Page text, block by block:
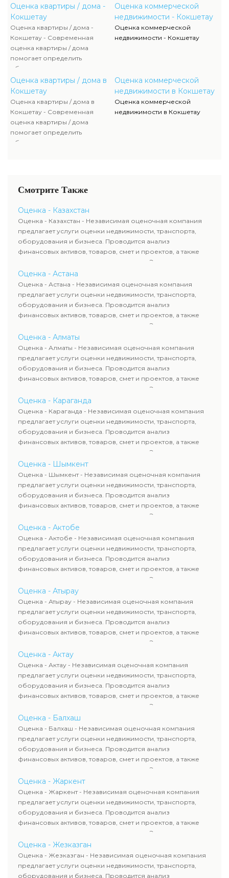
недвижимости с учетом
рыночной ситуации и
технических характеристик
объекта. Эксперты проводят
анализ направлений финансы,
смета, товары и других
факторов, влияющих на
итоговую цену квартиры или
дома. Профессиональный
подход обеспечивает
финансовую выгоду и
безопасность сделки.
Оценка квартиры / дома -
Кокшетау
Оценка квартиры / дома -
Кокшетау - Современная
оценка квартиры / дома
помогает определить
объективную стоимость
недвижимости с учетом
рыночной ситуации и
технических характеристик
объекта. Эксперты проводят
анализ направлений финансы,
смета, товары и других
факторов, влияющих на
безопасность сделки.
Оценка квартиры / дома в
Кокшетау
Оценка квартиры / дома в
Кокшетау - Современная
оценка квартиры / дома
помогает определить
объективную стоимость
анализ направлений финансы,
факторов, влияющих на
итоговую цену квартиры или
дома. Профессиональный
подход обеспечивает
финансовую выгоду и
Оценка коммерческой
недвижимости - Кокшетау
Оценка коммерческой
недвижимости - Кокшетау
Оценка коммерческой
недвижимости в Кокшетау
Оценка коммерческой
недвижимости в Кокшетау
Смотрите Также
Оценка - Казахстан
Оценка - Казахстан - Независимая оценочная компания
предлагает услуги оценки недвижимости, транспорта,
оборудования и бизнеса. Проводится анализ
финансовых активов, товаров, смет и проектов, а также
оценка животных и недропользования. Эксперты
определяют рыночную стоимость имущества и
рассчитывают ущерб. Все отчеты соответствуют
требованиям законодательства и используются для
сделок, кредитования и судебных процессов.
Оценка - Астана
Оценка - Астана - Независимая оценочная компания
предлагает услуги оценки недвижимости, транспорта,
оборудования и бизнеса. Проводится анализ
финансовых активов, товаров, смет и проектов, а также
оценка животных и недропользования. Эксперты
определяют рыночную стоимость имущества и
рассчитывают ущерб. Все отчеты соответствуют
требованиям законодательства и используются для
сделок, кредитования и судебных процессов.
Оценка - Алматы
Оценка - Алматы - Независимая оценочная компания
предлагает услуги оценки недвижимости, транспорта,
оборудования и бизнеса. Проводится анализ
финансовых активов, товаров, смет и проектов, а также
оценка животных и недропользования. Эксперты
определяют рыночную стоимость имущества и
рассчитывают ущерб. Все отчеты соответствуют
требованиям законодательства и используются для
сделок, кредитования и судебных процессов.
Оценка - Караганда
Оценка - Караганда - Независимая оценочная компания
предлагает услуги оценки недвижимости, транспорта,
оборудования и бизнеса. Проводится анализ
финансовых активов, товаров, смет и проектов, а также
оценка животных и недропользования. Эксперты
определяют рыночную стоимость имущества и
рассчитывают ущерб. Все отчеты соответствуют
требованиям законодательства и используются для
сделок, кредитования и судебных процессов.
Оценка - Шымкент
Оценка - Шымкент - Независимая оценочная компания
предлагает услуги оценки недвижимости, транспорта,
оборудования и бизнеса. Проводится анализ
финансовых активов, товаров, смет и проектов, а также
оценка животных и недропользования. Эксперты
определяют рыночную стоимость имущества и
рассчитывают ущерб. Все отчеты соответствуют
требованиям законодательства и используются для
сделок, кредитования и судебных процессов.
Оценка - Актобе
Оценка - Актобе - Независимая оценочная компания
предлагает услуги оценки недвижимости, транспорта,
оборудования и бизнеса. Проводится анализ
финансовых активов, товаров, смет и проектов, а также
оценка животных и недропользования. Эксперты
определяют рыночную стоимость имущества и
рассчитывают ущерб. Все отчеты соответствуют
требованиям законодательства и используются для
сделок, кредитования и судебных процессов.
Оценка - Атырау
Оценка - Атырау - Независимая оценочная компания
предлагает услуги оценки недвижимости, транспорта,
оборудования и бизнеса. Проводится анализ
финансовых активов, товаров, смет и проектов, а также
оценка животных и недропользования. Эксперты
определяют рыночную стоимость имущества и
рассчитывают ущерб. Все отчеты соответствуют
требованиям законодательства и используются для
сделок, кредитования и судебных процессов.
Оценка - Актау
Оценка - Актау - Независимая оценочная компания
предлагает услуги оценки недвижимости, транспорта,
оборудования и бизнеса. Проводится анализ
финансовых активов, товаров, смет и проектов, а также
оценка животных и недропользования. Эксперты
определяют рыночную стоимость имущества и
рассчитывают ущерб. Все отчеты соответствуют
требованиям законодательства и используются для
сделок, кредитования и судебных процессов.
Оценка - Балхаш
Оценка - Балхаш - Независимая оценочная компания
предлагает услуги оценки недвижимости, транспорта,
оборудования и бизнеса. Проводится анализ
финансовых активов, товаров, смет и проектов, а также
оценка животных и недропользования. Эксперты
определяют рыночную стоимость имущества и
рассчитывают ущерб. Все отчеты соответствуют
требованиям законодательства и используются для
сделок, кредитования и судебных процессов.
Оценка - Жаркент
Оценка - Жаркент - Независимая оценочная компания
предлагает услуги оценки недвижимости, транспорта,
оборудования и бизнеса. Проводится анализ
финансовых активов, товаров, смет и проектов, а также
оценка животных и недропользования. Эксперты
определяют рыночную стоимость имущества и
рассчитывают ущерб. Все отчеты соответствуют
требованиям законодательства и используются для
сделок, кредитования и судебных процессов.
Оценка - Жезказган
Оценка - Жезказган - Независимая оценочная компания
предлагает услуги оценки недвижимости, транспорта,
оборудования и бизнеса. Проводится анализ